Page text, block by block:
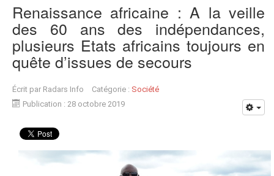
Renaissance africaine : A la veille
des 60 ans des indépendances,
plusieurs Etats africains toujours en
quête d’issues de secours
Écrit par Radars Info Catégorie : Société
Publication : 28 octobre 2019